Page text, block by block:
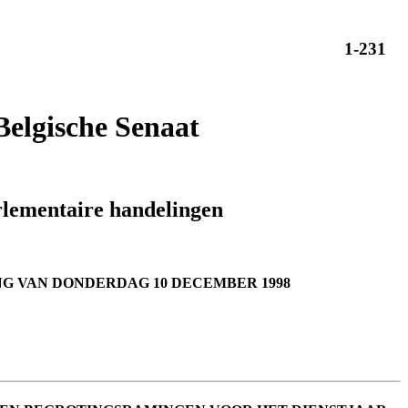
1-231
Senaat
handelingen
VAN DONDERDAG 10 DECEMBER 1998